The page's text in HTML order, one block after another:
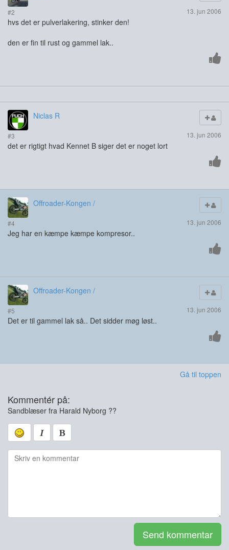
#2 13. jun 2006
hvs det er pulverlakering, stinker den!
den er fin til rust og gammel lak..
Niclas R
#3 13. jun 2006
det er rigtigt hvad Kennet B siger det er noget lort
Offroader-Kongen /
#4 13. jun 2006
Jeg har en kæmpe kæmpe kompresor..
Offroader-Kongen /
#5 13. jun 2006
Det er til gammel lak så.. Det sidder møg løst..
Gå til toppen
Kommentér på:
Sandblæser fra Harald Nyborg ??
Send kommentar